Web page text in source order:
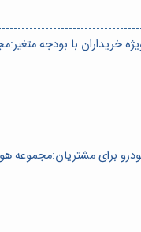
خریداران با بودجه
برای مشتریان:مجموعه